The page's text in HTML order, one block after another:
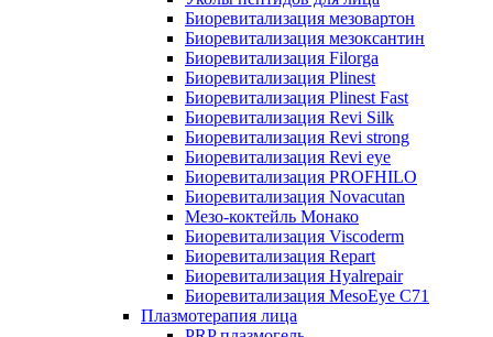
Биоревитализация мезовартон
Биоревитализация мезоксантин
Биоревитализация Filorga
Биоревитализация Plinest
Биоревитализация Plinest Fast
Биоревитализация Revi Silk
Биоревитализация Revi strong
Биоревитализация Revi eye
Биоревитализация PROFHILO
Биоревитализация Novacutan
Мезо-коктейль Монако
Биоревитализация Viscoderm
Биоревитализация Repart
Биоревитализация Hyalrepair
Биоревитализация MesoEye C71
Плазмотерапия лица